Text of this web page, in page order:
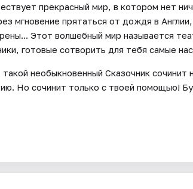
прекрасный мир, в котором нет
мгновение прятаться от дождя в
Этот волшебный мир называется
готовые сотворить для тебя самые
необыкновенный Сказочник сочинит
Но сочинит только с твоей помощью!